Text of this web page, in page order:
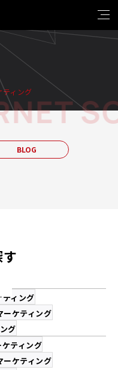
ティング
BLOG
ィング
ーケティング
グ
ティング
ーケティング